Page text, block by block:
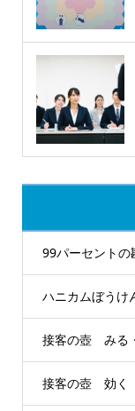
99パーセントの
ハニカムぼうけ
接客の壺 みる
接客の壺 効く